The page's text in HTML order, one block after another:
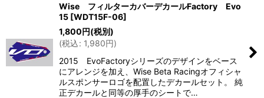
Wise フィルターカバーデカールFactory Evo
15 [WDT15F-06]
1,800円(税別)
(税込: 1,980円)
2015 EvoFactoryシリーズのデザインをベース
にアレンジを加え、Wise Beta Racingオフィシャ
ルスポンサーロゴを配置したデカールセット。 純
正デカールと同等の厚手のシートで…